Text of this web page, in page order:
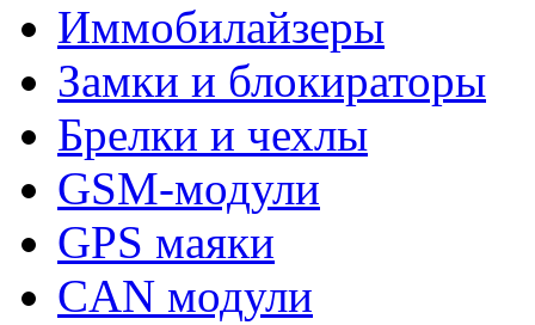
Иммобилайзеры
Замки и блокираторы
Брелки и чехлы
GSM-модули
GPS маяки
CAN модули